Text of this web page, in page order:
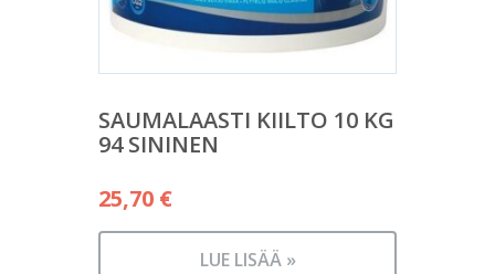
SAUMALAASTI KIILTO 10 KG
94 SININEN
25,70 €
LUE LISÄÄ »